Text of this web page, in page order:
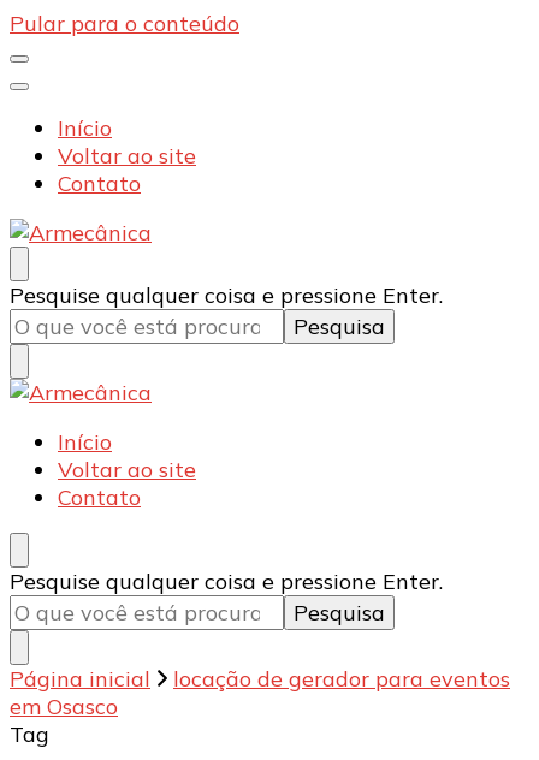
Pular para o conteúdo
Início
Voltar ao site
Contato
Armecânica
Blog
Procurando
algo?
Pesquise qualquer coisa e pressione Enter.
Armecânica
Blog
Início
Voltar ao site
Contato
Procurando
algo?
Pesquise qualquer coisa e pressione Enter.
Página inicial
locação de gerador para eventos
em Osasco
Tag